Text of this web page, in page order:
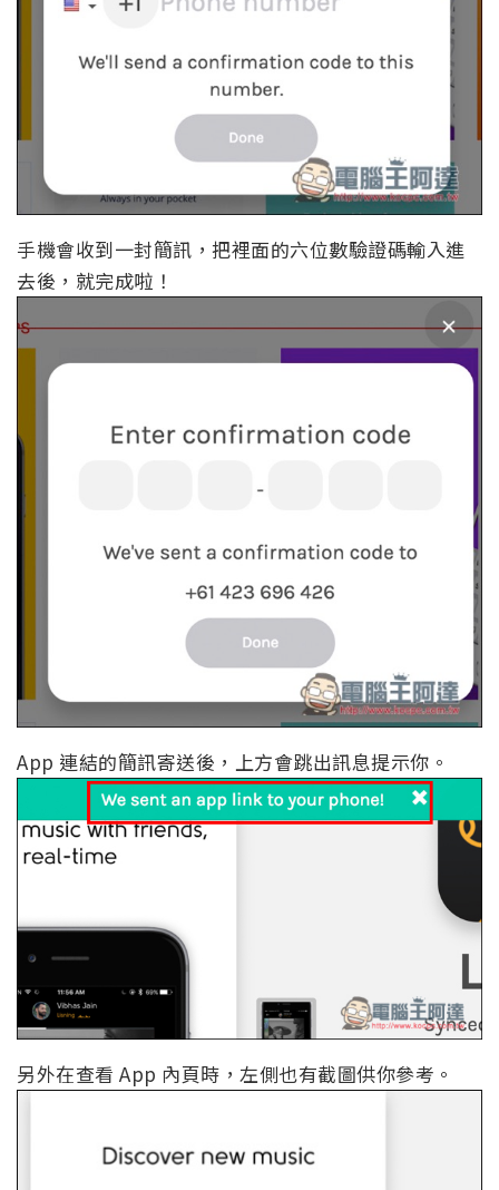
手機會收到一封簡訊，把裡面的六位數驗證碼輸入進
去後，就完成啦！
App 連結的簡訊寄送後，上方會跳出訊息提示你。
另外在查看 App 內頁時，左側也有截圖供你參考。